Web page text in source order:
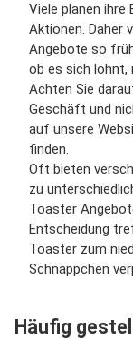
Viele planen ihre
Aktionen. Daher
Angebote so
ob es sich lohnt,
Achten Sie
Geschäft und
auf unsere
finden.
Oft bieten
zu
Toaster
Entscheidung
Toaster zum
Schnäppchen
Häufig